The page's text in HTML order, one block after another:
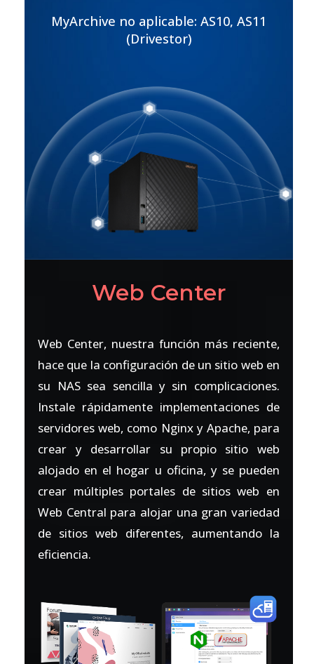
MyArchive no aplicable: AS10, AS11
(Drivestor)
Web Center
Web Center, nuestra función más reciente,
hace que la configuración de un sitio web en
su NAS sea sencilla y sin complicaciones.
Instale rápidamente implementaciones de
servidores web, como Nginx y Apache, para
crear y desarrollar su propio sitio web
alojado en el hogar u oficina, y se pueden
crear múltiples portales de sitios web en
Web Central para alojar una gran variedad
de sitios web diferentes, aumentando la
eficiencia.